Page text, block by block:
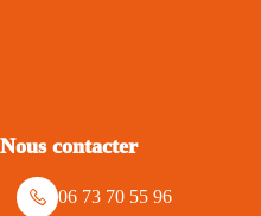
Nous contacter
06 73 70 55 96